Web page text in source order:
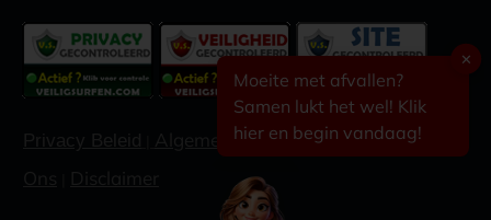
✕
Moeite met afvallen?
Samen lukt het wel! Klik
hier en begin vandaag!
Algemene voorwaarden|Contacteer